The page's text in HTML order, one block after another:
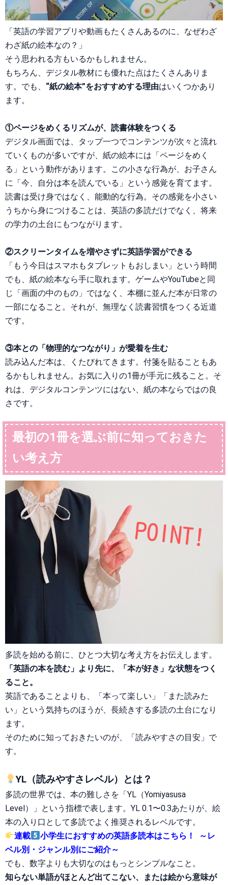
「英語の学習アプリや動画もたくさんあるのに、なぜわざ
わざ紙の絵本なの？」
そう思われる方もいるかもしれません。
もちろん、デジタル教材にも優れた点はたくさんありま
す。でも、 “紙の絵本”をおすすめする理由はいくつかあり
ます。
①ページをめくるリズムが、読書体験をつくる
デジタル画面では、タップ一つでコンテンツが次々と流れ
ていくものが多いですが、紙の絵本には「ページをめく
る」という動作があります。この小さな行為が、お子さん
に「今、自分は本を読んでいる」という感覚を育てます。
読書は受け身ではなく、能動的な行為。その感覚を小さい
うちから身につけることは、英語の多読だけでなく、将来
の学力の土台にもつながります。
②スクリーンタイムを増やさずに英語学習ができる
「もう今日はスマホもタブレットもおしまい」という時間
でも、紙の絵本なら手に取れます。ゲームやYouTubeと同
じ「画面の中のもの」ではなく、本棚に並んだ本が日常の
一部になること。それが、無理なく読書習慣をつくる近道
です。
③本との「物理的なつながり」が愛着を生む
読み込んだ本は、くたびれてきます。付箋を貼ることもあ
るかもしれません。お気に入りの1冊が手元に残ること。そ
れは、デジタルコンテンツにはない、紙の本ならではの良
さです。
最初の1冊を選ぶ前に知っておきた
い考え方
多読を始める前に、ひとつ大切な考え方をお伝えします。
「英語の本を読む」より先に、「本が好き」な状態をつく
ること。
英語であることよりも、「本って楽しい」「また読みた
い」という気持ちのほうが、長続きする多読の土台になり
ます。
そのために知っておきたいのが、「読みやすさの目安」で
す。
YL （読みやすさレベル）とは？
多読の世界では、本の難しさを「YL（Yomiyasusa
Level）」という指標で表します。YL 0.1〜0.3あたりが、絵
本の入り口として多読でよく推奨されるレベルです。
連載
小学生におすすめの英語多読本はこちら！ ～レ
ベル別・ジャンル別にご紹介～
でも、数字よりも大切なのはもっとシンプルなこと。
知らない単語がほとんど出てこない、または絵から意味が